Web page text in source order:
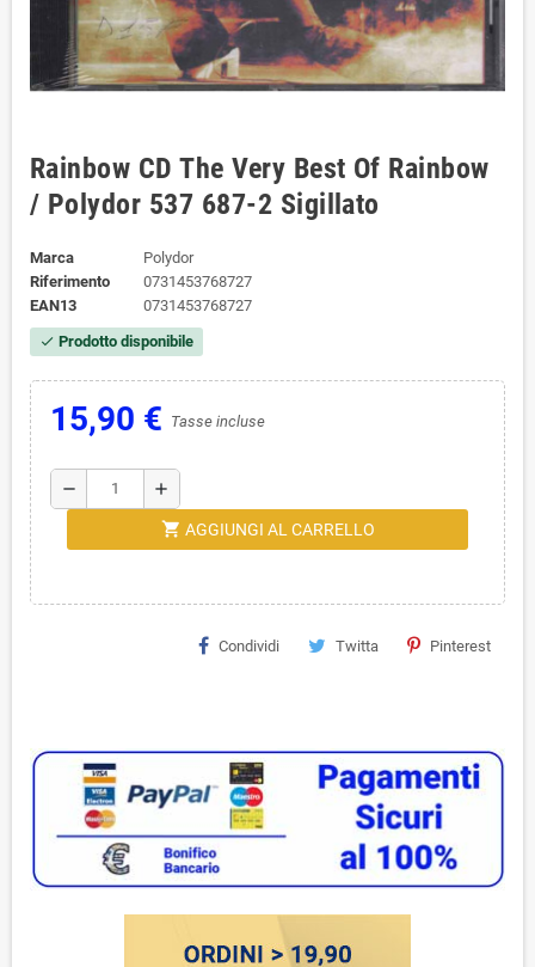
Rainbow CD The Very Best Of Rainbow
/ Polydor ‎537 687-2 Sigillato
Marca
Polydor
Riferimento
0731453768727
EAN13
0731453768727
check Prodotto disponibile
15,90 € Tasse incluse
remove add
shopping_cart AGGIUNGI AL CARRELLO
Condividi Twitta Pinterest